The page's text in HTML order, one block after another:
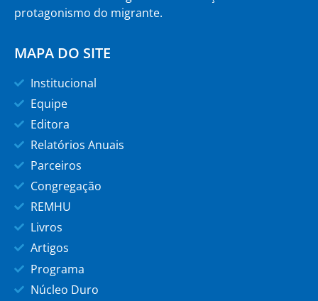
protagonismo do migrante.
MAPA DO SITE
Institucional
Equipe
Editora
Relatórios Anuais
Parceiros
Congregação
REMHU
Livros
Artigos
Programa
Núcleo Duro